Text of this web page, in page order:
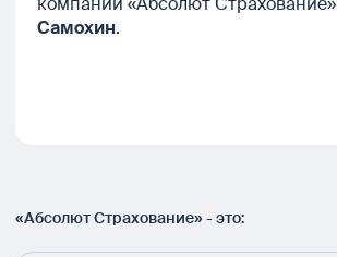
Самохин.
«Абсолют Страхование» - это: